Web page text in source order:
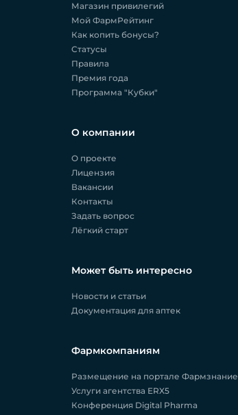
Магазин привилегий
Мой ФармРейтинг
Как копить бонусы?
Статусы
Правила
Премия года
Программа "Кубки"
О компании
О проекте
Лицензия
Вакансии
Контакты
Задать вопрос
Лёгкий старт
Может быть интересно
Новости и статьи
Документация для аптек
Фармкомпаниям
Размещение на портале Фармзнание
Услуги агентства ERX5
Конференция Digital Pharma